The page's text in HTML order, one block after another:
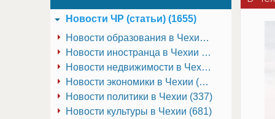
Новости иностранца в Чехии (223)
Новости культуры в Чехии (681)
Новости недвижимости в Чехии (337)
Новости образования в Чехии (251)
Новости политики в Чехии (337)
Новости ЧР (статьи) (1655)
Новости экономики в Чехии (941)